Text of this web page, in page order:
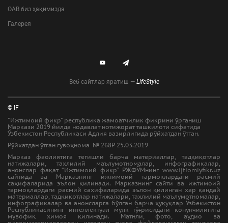
ОАВ биз ҳақимизда
Галерея
Веб-сайтлар яратиш — LifeStyle
© IF
"Ижтимоий фикр" республика жамоатчилик фикрини ўрганиш
Маркази 2019 йилда нодавлат нотижорат ташкилоти сифатида
Ўзбекистон Республикаси Адлия вазирлигида рўйхатдан ўтган.
Рўйхатдан ўтган гувоҳнома № 268Р 25.03.2019
Марказ фаолиятига тегишли барча материаллар, тадқиқотлар
натижалари, таҳлилий маълумотномалар, инфографикалар,
анонслар фақат “Ижтимоий фикр” РЖФЎМнинг www.ijtiomiyfikr.uz
сайтида ва Марказнинг ижтимоий тармоқлардаги расмий
саҳифаларида эълон қилинади. Марказнинг сайти ва ижтимоий
тармоқлардаги расмий саҳифаларида эълон қилинган ҳар қандай
материаллар, тадқиқотлар натижалари, таҳлилий маълумотномалар,
инфографикалар ва анонсларга бўлган барча ҳуқуқлар Ўзбекистон
Республикасининг интеллектуал мулк тўғрисидаги қонунчилигига
мувофиқ ҳимоя қилинади. Матнли, фото, аудио ва